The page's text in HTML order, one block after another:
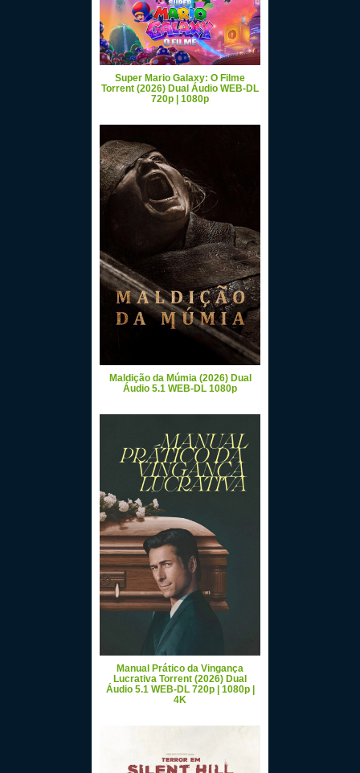
Super Mario Galaxy: O Filme
Torrent (2026) Dual Áudio WEB-DL
720p | 1080p
Maldição da Múmia (2026) Dual
Áudio 5.1 WEB-DL 1080p
Manual Prático da Vingança
Lucrativa Torrent (2026) Dual
Áudio 5.1 WEB-DL 720p | 1080p |
4K